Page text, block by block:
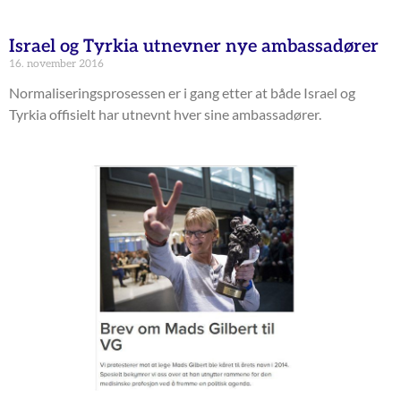
Israel og Tyrkia utnevner nye ambassadører
16. november 2016
Normaliseringsprosessen er i gang etter at både Israel og
Tyrkia offisielt har utnevnt hver sine ambassadører.